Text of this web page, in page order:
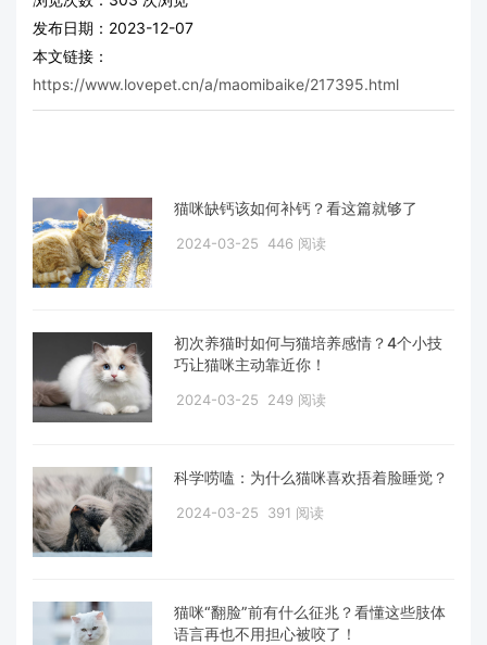
发布日期：2023-12-07
本文链接：
https://www.lovepet.cn/a/maomibaike/217395.html
猫咪缺钙该如何补钙？看这篇就够了
2024-03-25 446 阅读
初次养猫时如何与猫培养感情？4个小技
巧让猫咪主动靠近你！
2024-03-25 249 阅读
科学唠嗑：为什么猫咪喜欢捂着脸睡觉？
2024-03-25 391 阅读
猫咪“翻脸”前有什么征兆？看懂这些肢体
语言再也不用担心被咬了！